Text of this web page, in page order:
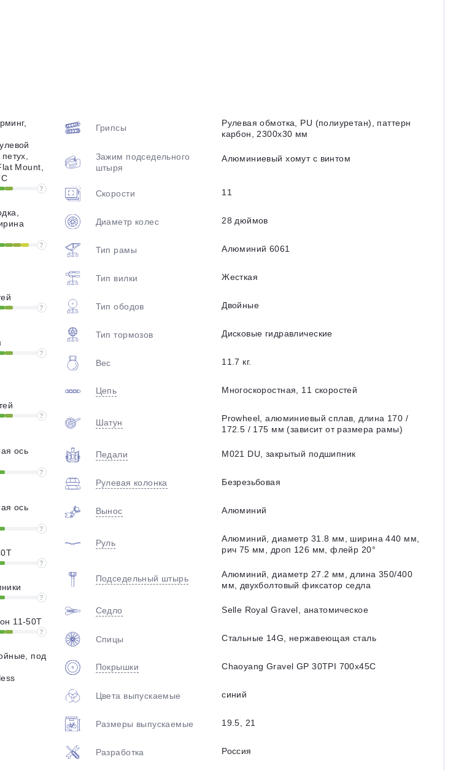
Mount,
?
?
?
?
?
ось
?
ось
?
?
?
11-50T
?
под
Грипсы
Рулевая обмотка, PU (полиуретан), паттерн
карбон, 2300х30 мм
Зажим подседельного
штыря
Алюминиевый хомут с винтом
Скорости 11
Диаметр колес 28 дюймов
Тип рамы Алюминий 6061
Тип вилки Жесткая
Тип ободов Двойные
Тип тормозов Дисковые гидравлические
Вес 11.7 кг.
Цепь Многоскоростная, 11 скоростей
Шатун
Prowheel, алюминиевый сплав, длина 170 /
172.5 / 175 мм (зависит от размера рамы)
Педали M021 DU, закрытый подшипник
Рулевая колонка Безрезьбовая
Вынос Алюминий
Руль
Алюминий, диаметр 31.8 мм, ширина 440 мм,
рич 75 мм, дроп 126 мм, флейр 20°
Подседельный штырь
Алюминий, диаметр 27.2 мм, длина 350/400
мм, двухболтовый фиксатор седла
Седло Selle Royal Gravel, анатомическое
Спицы Стальные 14G, нержавеющая сталь
Покрышки Chaoyang Gravel GP 30TPI 700x45C
Цвета выпускаемые синий
Размеры выпускаемые 19.5, 21
Разработка Россия